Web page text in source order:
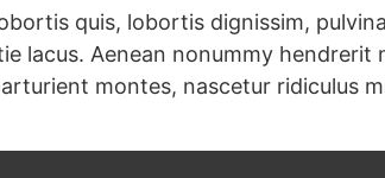
quis, lobortis dignissim,
lacus. Aenean nonummy hendrerit
montes, nascetur ridiculus